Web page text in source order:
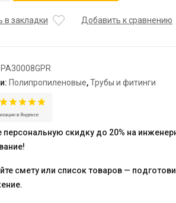
в закладки Добавить к сравнению
PA30008GPR
Полипропиленовые,Трубы и фитинги
персональную скидку до 20% на
смету или список товаров —